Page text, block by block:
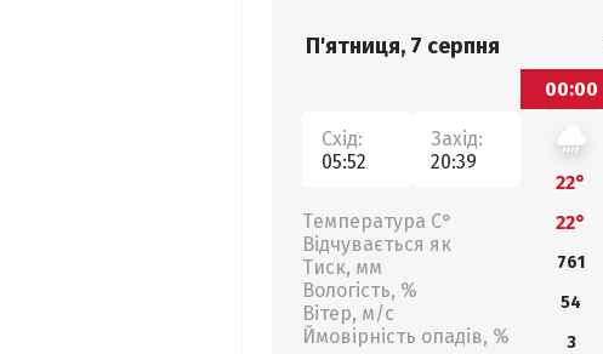
П'ятниця, 7 серпня
Схід:
05:52
Захід:
20:39
Температура С°
Відчувається як
Тиск, мм
Вологість, %
Вітер, м/с
Ймовірність опадів, %
00:00
22°
22°
761
54
3